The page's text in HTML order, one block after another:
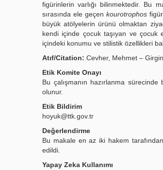
figürinlerin varlığı bilinmektedir. Bu
sırasında ele geçenkourotrophos
büyük atölyelerin ürünü olmaktan
kendi içinde çocuk taşıyan ve çocuk
içindeki konumu ve stilistik özellikleri
Atıf/Citation: Cevher, Mehmet –
Etik Komite Onayı
Bu çalışmanın hazırlanma
olunur.
Etik Bildirim
hoyuk@ttk.gov.tr
Değerlendirme
Bu makale en az iki hakem
edildi.
Yapay Zeka Kullanımı